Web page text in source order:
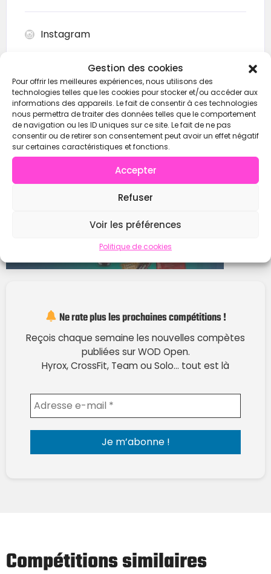
Gestion des cookies
Pour offrir les meilleures expériences, nous utilisons des
technologies telles que les cookies pour stocker et/ou accéder aux
informations des appareils. Le fait de consentir à ces technologies
nous permettra de traiter des données telles que le comportement
de navigation ou les ID uniques sur ce site. Le fait de ne pas
consentir ou de retirer son consentement peut avoir un effet négatif
sur certaines caractéristiques et fonctions.
Accepter
Refuser
Voir les préférences
Politique de cookies
Instagram
Contacter
Ne rate plus les prochaines compétitions !
Reçois chaque semaine les nouvelles compètes
publiées sur WOD Open.
Hyrox, CrossFit, Team ou Solo… tout est là
Compétitions similaires